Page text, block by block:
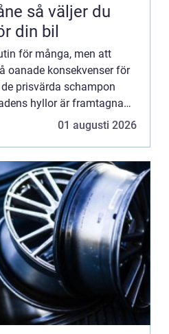
du
din bil
för många, men att
oanade konsekvenser för
prisvärda schampon
hyllor är framtagna
01 augusti 2026